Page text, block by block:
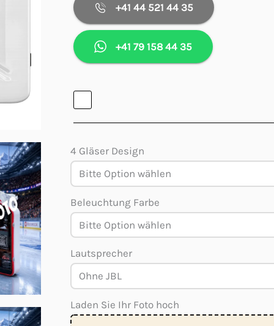
+41 44 521 44 35
+41 79 158 44 35
4 Gläser Design
Beleuchtung Farbe
Lautsprecher
Laden Sie Ihr Foto hoch